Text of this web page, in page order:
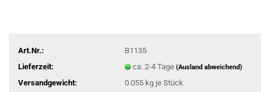
Art.Nr.:
B1135
Lieferzeit:
ca. 2-4 Tage (Ausland abweichend)
Versandgewicht: 0.055kg je Stück